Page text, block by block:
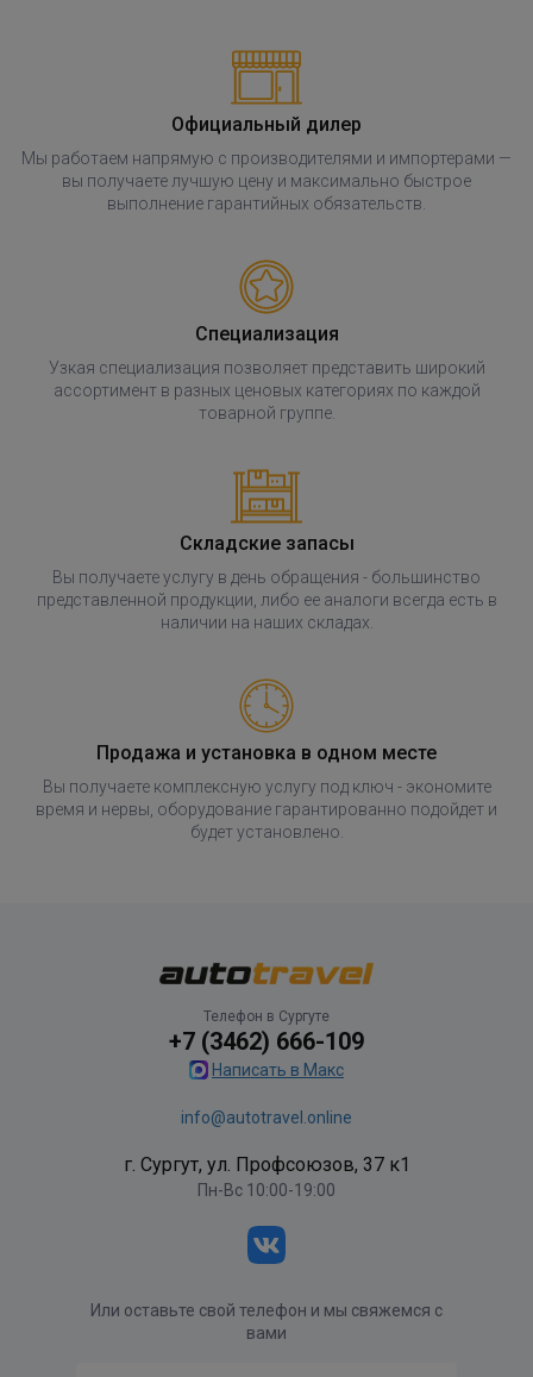
Официальный дилер
Мы работаем напрямую с производителями и импортерами —
вы получаете лучшую цену и максимально быстрое
выполнение гарантийных обязательств.
Специализация
Узкая специализация позволяет представить широкий
ассортимент в разных ценовых категориях по каждой
товарной группе.
Складские запасы
Вы получаете услугу в день обращения - большинство
представленной продукции, либо ее аналоги всегда есть в
наличии на наших складах.
Продажа и установка в одном месте
Вы получаете комплексную услугу под ключ - экономите
время и нервы, оборудование гарантированно подойдет и
будет установлено.
Телефон в Сургуте
+7 (3462) 666-109
Написать в Макс
info@autotravel.online
г. Сургут, ул. Профсоюзов, 37 к1
Пн-Вс 10:00-19:00
Или оставьте свой телефон и мы свяжемся с
вами